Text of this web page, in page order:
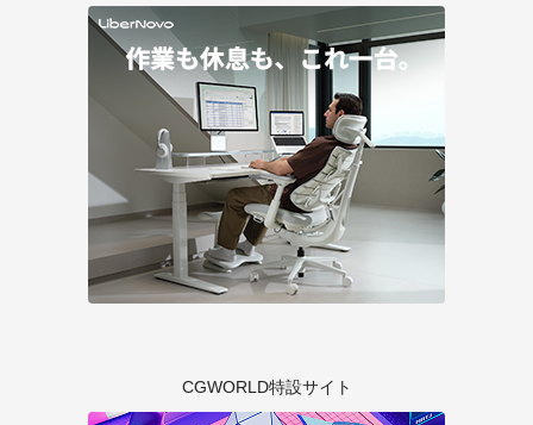
CGWORLD特設サイト